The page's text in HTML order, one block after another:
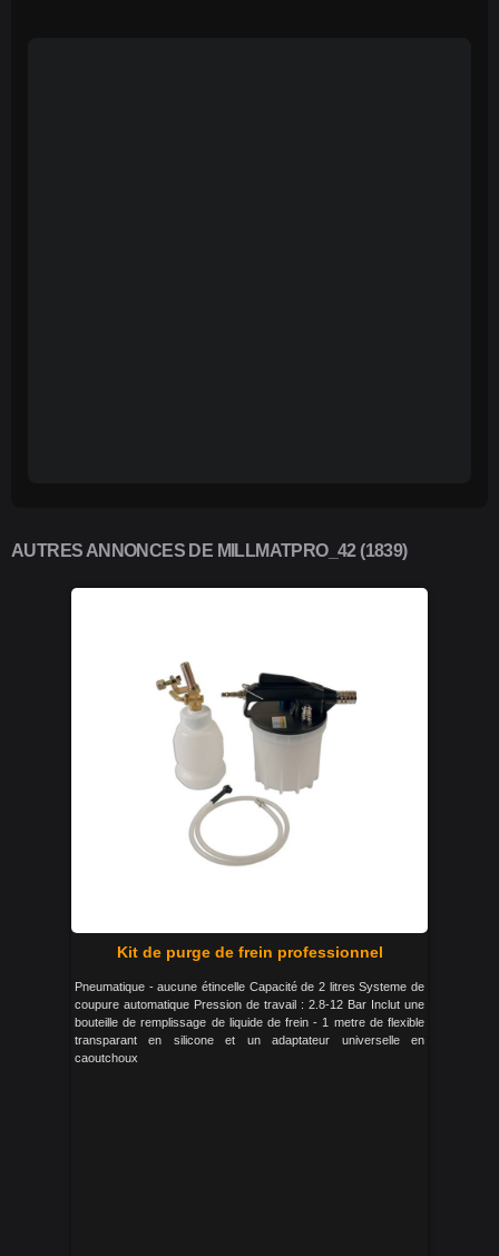
AUTRES ANNONCES DE MILLMATPRO_42 (1839)
Kit de purge de frein professionnel
Pneumatique - aucune étincelle Capacité de 2 litres Systeme de
coupure automatique Pression de travail : 2.8-12 Bar Inclut une
bouteille de remplissage de liquide de frein - 1 metre de flexible
transparant en silicone et un adaptateur universelle en
caoutchoux